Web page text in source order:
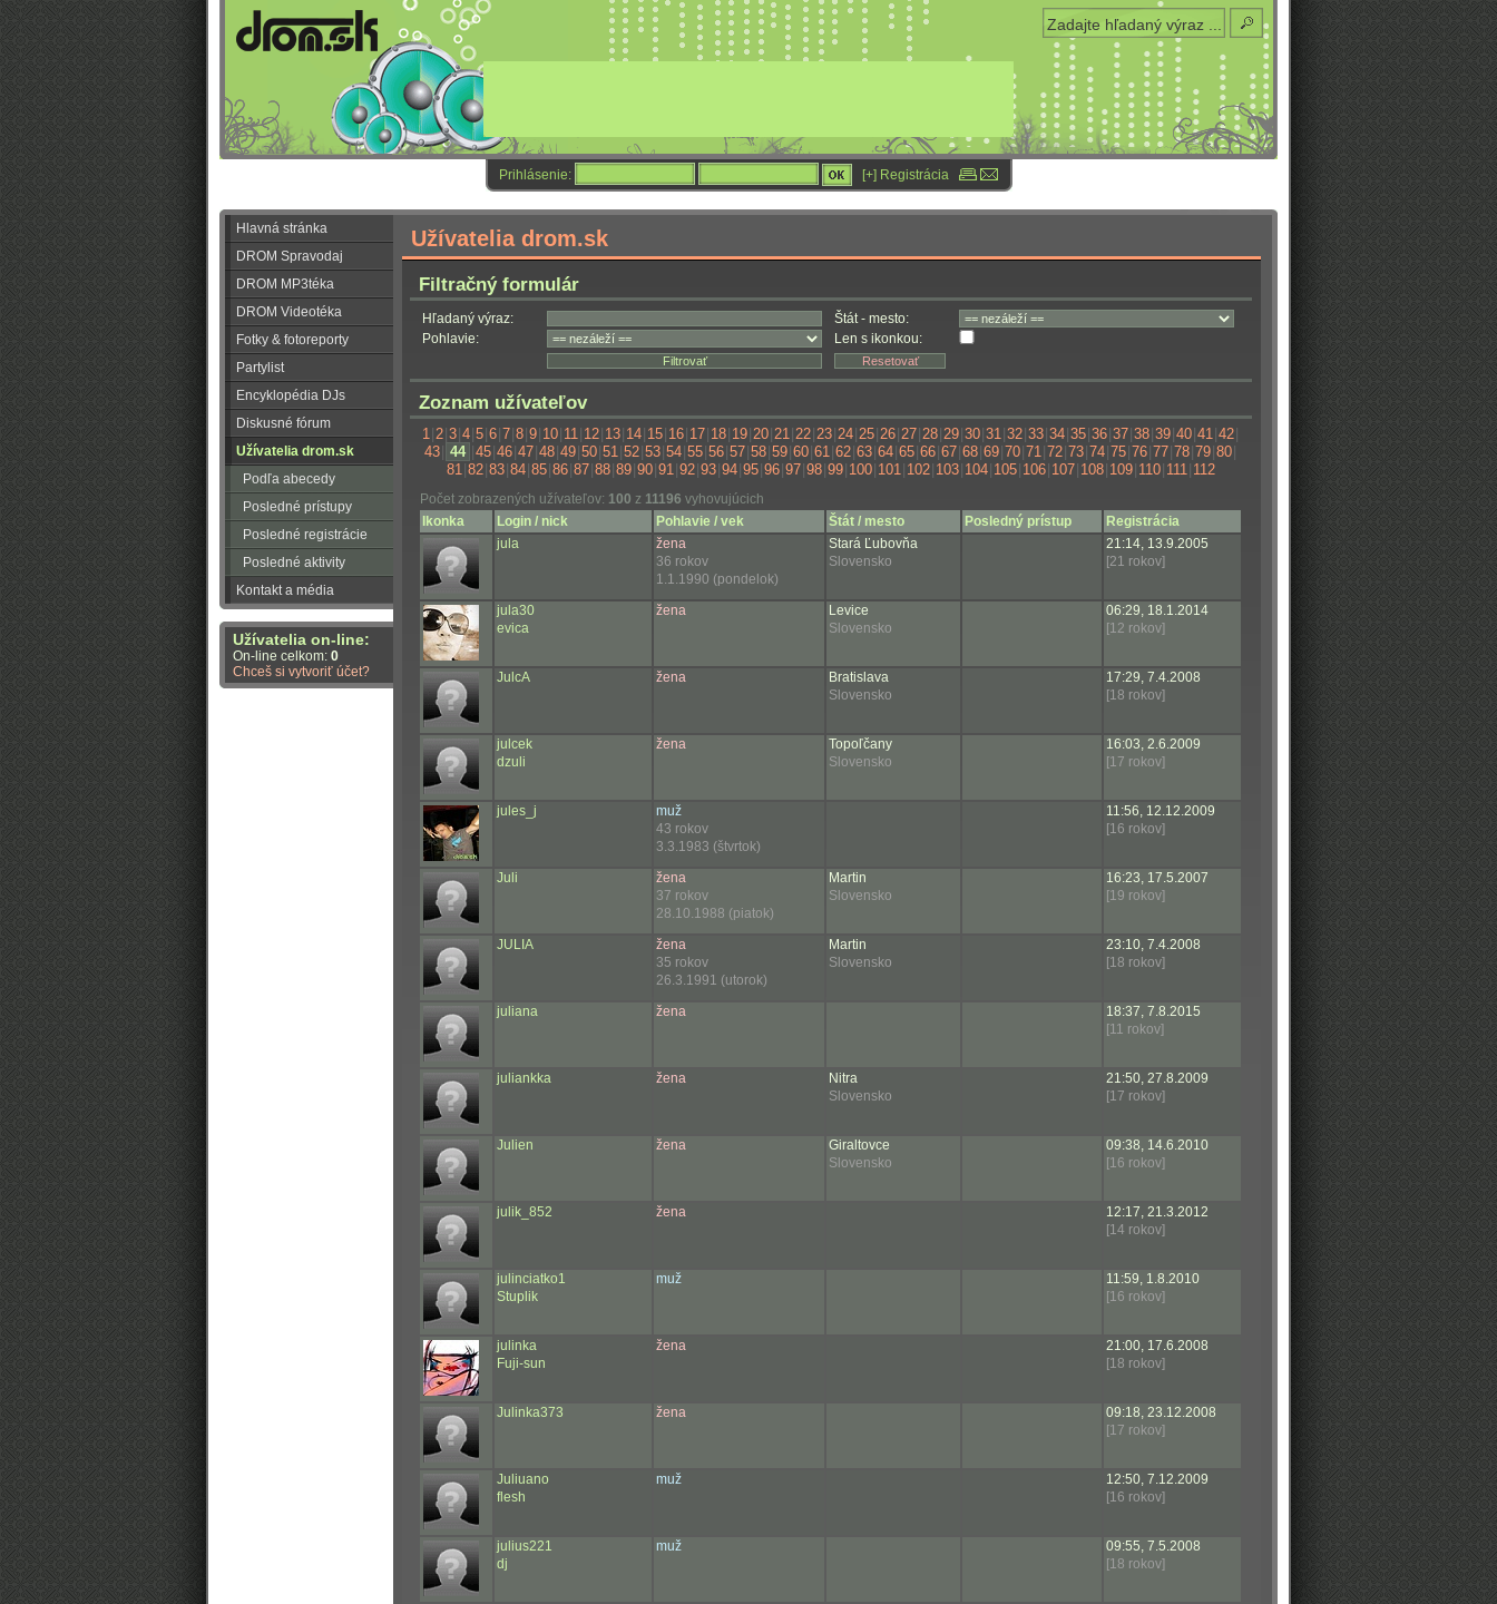
Prihlásenie: [+] Registrácia
Hlavná stránka
DROM Spravodaj
DROM MP3téka
DROM Videotéka
Fotky & fotoreporty
Partylist
Encyklopédia DJs
Diskusné fórum
Užívatelia drom.sk
Podľa abecedy
Posledné prístupy
Posledné registrácie
Posledné aktivity
Kontakt a média
Užívatelia on-line:
On-line celkom: 0
Chceš si vytvoriť účet?
Užívatelia drom.sk
Filtračný formulár
Hľadaný výraz:
Štát - mesto:
Pohlavie:
Len s ikonkou:
Zoznam užívateľov
1 2 3 4 5 6 7 8 9 10 11 12 13 14 15 16 17 18 19 20 21 22 23 24 25 26 27 28 29 30 31 32 33 34 35 36 37 38 39 40 41 42
43 44 45 46 47 48 49 50 51 52 53 54 55 56 57 58 59 60 61 62 63 64 65 66 67 68 69 70 71 72 73 74 75 76 77 78 79 80
81| 82| 83| 84| 85| 86| 87| 88| 89| 90| 91| 92| 93| 94| 95| 96| 97| 98| 99| 100| 101| 102| 103| 104| 105| 106| 107| 108| 109| 110| 111| 112
Počet zobrazených užívateľov: 100 z 11196 vyhovujúcich
Ikonka
Login / nick Pohlavie / vek Štát / mesto Posledný prístup
Registrácia
jula
žena
36 rokov
1.1.1990 (pondelok)
Stará Ľubovňa
Slovensko
21:14, 13.9.2005
[21 rokov]
jula30
evica
žena
Levice
Slovensko
06:29, 18.1.2014
[12 rokov]
JulcA žena
Bratislava
Slovensko
17:29, 7.4.2008
[18 rokov]
julcek
dzuli
žena
Topoľčany
Slovensko
16:03, 2.6.2009
[17 rokov]
jules_j
muž
43 rokov
3.3.1983 (štvrtok)
11:56, 12.12.2009
[16 rokov]
Juli
žena
37 rokov
28.10.1988 (piatok)
Martin
Slovensko
16:23, 17.5.2007
[19 rokov]
JULIA
žena
35 rokov
26.3.1991 (utorok)
Martin
Slovensko
23:10, 7.4.2008
[18 rokov]
juliana žena
18:37, 7.8.2015
[11 rokov]
juliankka žena
Nitra
Slovensko
21:50, 27.8.2009
[17 rokov]
Julien žena
Giraltovce
Slovensko
09:38, 14.6.2010
[16 rokov]
julik_852 žena
12:17, 21.3.2012
[14 rokov]
julinciatko1
Stuplik
muž
11:59, 1.8.2010
[16 rokov]
julinka
Fuji-sun
žena
21:00, 17.6.2008
[18 rokov]
Julinka373 žena
09:18, 23.12.2008
[17 rokov]
Juliuano
flesh
muž
12:50, 7.12.2009
[16 rokov]
julius221
dj
muž
09:55, 7.5.2008
[18 rokov]